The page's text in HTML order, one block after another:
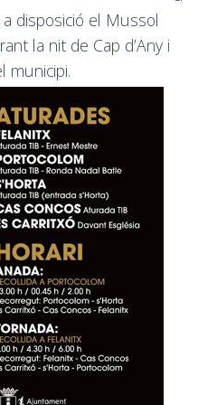
disposició el Mussol
la nit de Cap d’Any i
municipi.